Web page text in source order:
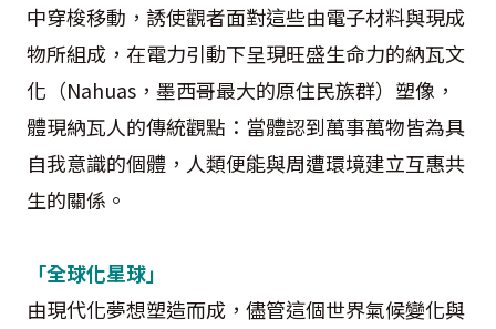
中穿梭移動，誘使觀者面對這些由電子材料與現成
物所組成，在電力引動下呈現旺盛生命力的納瓦文
化（Nahuas，墨西哥最大的原住民族群）塑像，
體現納瓦人的傳統觀點：當體認到萬事萬物皆為具
自我意識的個體，人類便能與周遭環境建立互惠共
生的關係。
「全球化星球」
由現代化夢想塑造而成，儘管這個世界氣候變化與